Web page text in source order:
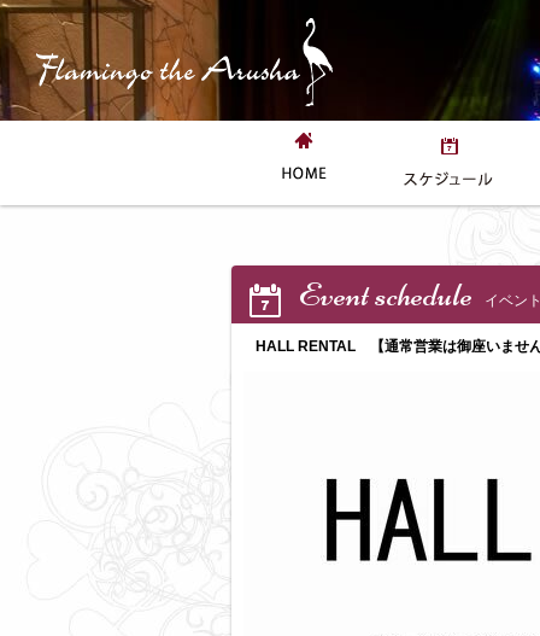
Event schedule イベン
HALL RENTAL 【通常営業は御座いませ